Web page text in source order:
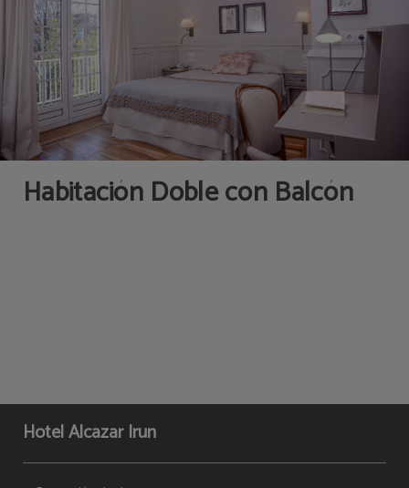
Habitación Doble con Balcón
Hotel Alcazar Irun